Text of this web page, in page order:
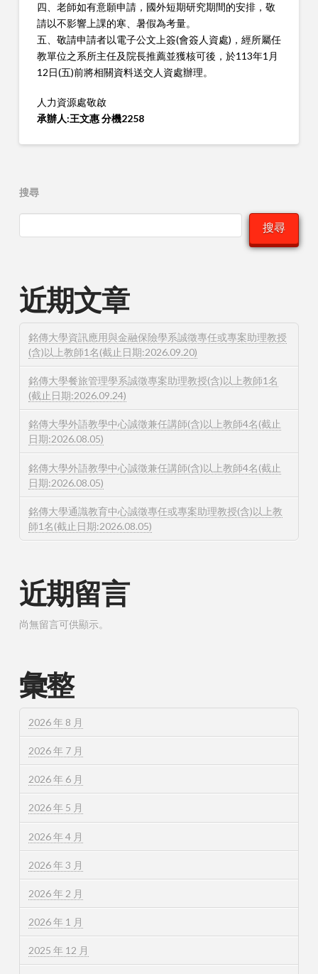
四、老師如有意願申請，國外短期研究期間的安排，敬
請以不影響上課的寒、暑假為考量。
五、敬請申請者以電子公文上簽(會簽人資處)，經所屬任
教單位之系所主任及院長推薦並獲核可後，於113年1月
12日(五)前將相關資料送交人資處辦理。
人力資源處敬啟
承辦人:王文惠 分機2258
搜尋
搜尋
近期文章
銘傳大學資訊應用與金融保險學系誠徵專任或專案助理教授
(含)以上教師1名(截止日期:2026.09.20)
銘傳大學餐旅管理學系誠徵專案助理教授(含)以上教師1名
(截止日期:2026.09.24)
銘傳大學外語教學中心誠徵兼任講師(含)以上教師4名(截止
日期:2026.08.05)
銘傳大學外語教學中心誠徵兼任講師(含)以上教師4名(截止
日期:2026.08.05)
銘傳大學通識教育中心誠徵專任或專案助理教授(含)以上教
師1名(截止日期:2026.08.05)
近期留言
尚無留言可供顯示。
彙整
2026 年 8 月
2026 年 7 月
2026 年 6 月
2026 年 5 月
2026 年 4 月
2026 年 3 月
2026 年 2 月
2026 年 1 月
2025 年 12 月